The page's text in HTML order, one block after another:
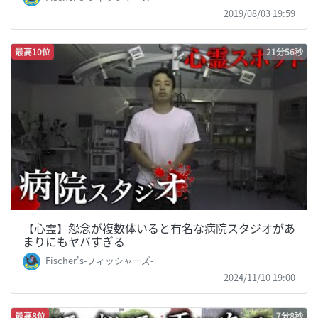
2019/08/03 19:59
最高10位 21分56秒
【心霊】怨念が複数体いると有名な病院スタジオがあ
まりにもヤバすぎる
Fischer's-フィッシャーズ-
2024/11/10 19:00